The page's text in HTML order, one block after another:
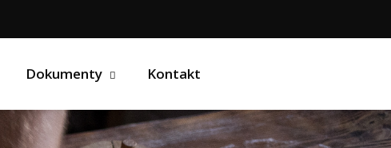
Dokumenty Kontakt